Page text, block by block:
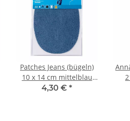
Patches Jeans (bügeln)
10 x 14 cm mittelblau
929301
4,30 € *